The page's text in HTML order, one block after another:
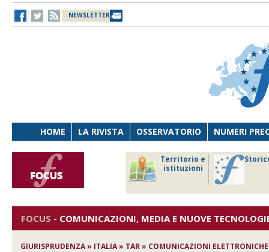
NEWSLETTER
HOME LA RIVISTA OSSERVATORIO NUMERI
Territorio e
istituzioni
FOCUS - COMUNICAZIONI, MEDIA E NUOVE
GIURISPRUDENZA » ITALIA » TAR » COMUNICAZIONI